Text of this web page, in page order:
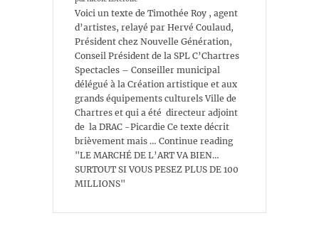
Voici un texte de Timothée Roy , agent
d’artistes, relayé par Hervé Coulaud,
Président chez Nouvelle Génération,
Conseil Président de la SPL C’Chartres
Spectacles – Conseiller municipal
délégué à la Création artistique et aux
grands équipements culturels Ville de
Chartres et qui a été directeur adjoint
de la DRAC -Picardie Ce texte décrit
brièvement mais … Continue reading
"LE MARCHÉ DE L’ART VA BIEN…
SURTOUT SI VOUS PESEZ PLUS DE 100
MILLIONS"